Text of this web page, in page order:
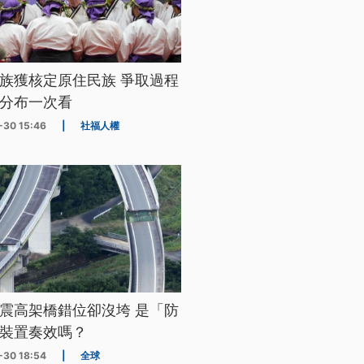
獲核定原住民族 爭取過程
布一次看
15:46 社福人權
高架橋錯位卻沒垮 是「防
置奏效嗎？
18:54 全球